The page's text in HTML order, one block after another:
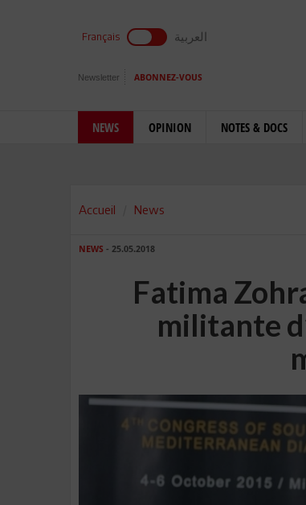
Français العربية
Newsletter ABONNEZ-VOUS
NEWS OPINION NOTES & DOCS
Accueil News
NEWS - 25.05.2018
Fatima
militante